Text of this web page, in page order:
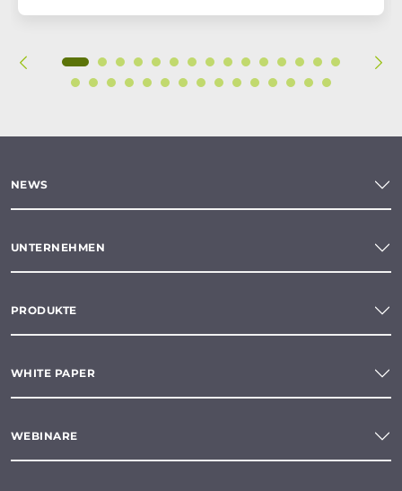
NEWS
UNTERNEHMEN
PRODUKTE
WHITE PAPER
WEBINARE